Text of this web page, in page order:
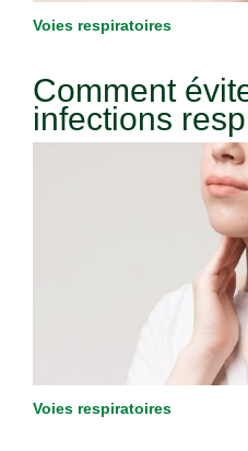
Voies respiratoires
Comment
infections
Voies respiratoires